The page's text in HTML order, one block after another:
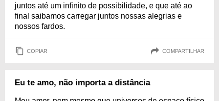
juntos até um infinito de possibilidade, e que até ao
final saibamos carregar juntos nossas alegrias e
nossos fardos.
COPIAR COMPARTILHAR
Eu te amo, não importa a distância